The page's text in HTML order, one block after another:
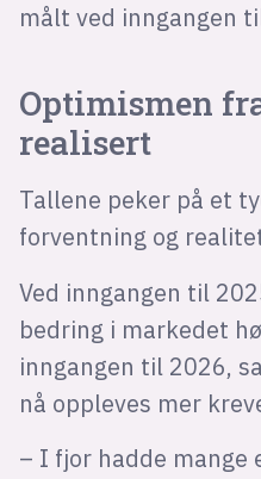
målt ved inngangen
Optimismen
realisert
Tallene peker på et
forventning og
Ved inngangen til
bedring i markedet
inngangen til 2026,
nå oppleves mer
– I fjor hadde mange